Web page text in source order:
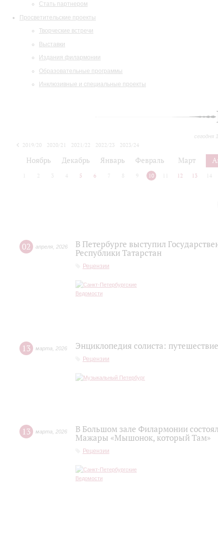
Стать партнером
Просветительские проекты
Творческие встречи
Выставки
Издания филармонии
Образовательные программы
Инклюзивные и специальные проекты
сегодня
2019/20 2020/21 2021/22 2022/23
2023/24
Ноябрь Декабрь Январь Февраль Март
2 3 4 5 6 7 8 9 10 12 13 14
02 апреля 2026
В Петербурге выступил
Республики Татарстан
Рецензии
13 марта 2026 Энциклопедия солиста:
Рецензии
13 марта 2026
В Большом зале Филармонии
Мажары «Мышонок, который Там»
Рецензии